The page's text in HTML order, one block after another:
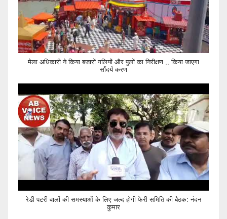
मेला अधिकारी ने किया बजारों गलियों और पुलों का निरीक्षण ,, किया जाएगा
सौंदर्य करण
रेडी पटरी वालों की समस्याओं के लिए जल्द होगी फेरी समिति की बैठक: नंदन
कुमार